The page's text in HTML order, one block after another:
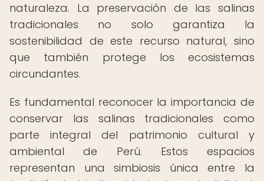
naturaleza. La preservación de las salinas
tradicionales no solo garantiza la
sostenibilidad de este recurso natural, sino
que también protege los ecosistemas
circundantes.
Es fundamental reconocer la importancia de
conservar las salinas tradicionales como
parte integral del patrimonio cultural y
ambiental de Perú. Estos espacios
representan una simbiosis única entre la